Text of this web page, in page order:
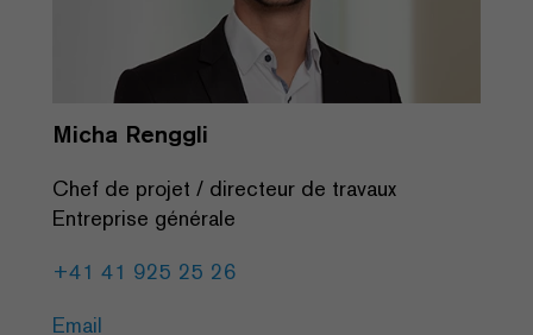
Micha Renggli
Chef de projet / directeur de travaux
Entreprise générale
+41 41 925 25 26
Email